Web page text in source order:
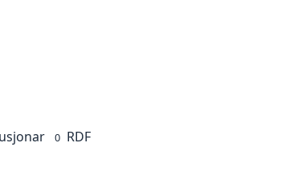
0 RDF